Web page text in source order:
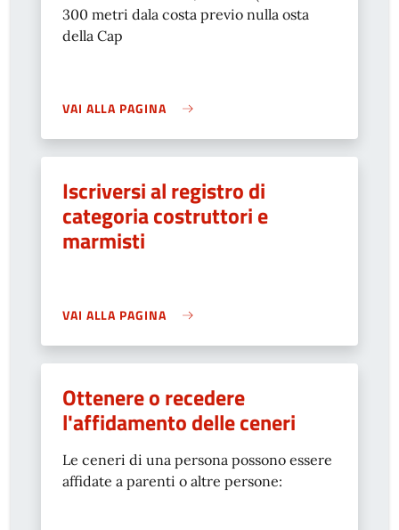
300 metri dala costa previo nulla osta
della Cap
VAI ALLA PAGINA
Iscriversi al registro di
categoria costruttori e
marmisti
VAI ALLA PAGINA
Ottenere o recedere
l'affidamento delle ceneri
Le ceneri di una persona possono essere
affidate a parenti o altre persone: